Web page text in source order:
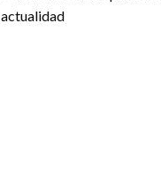
actualidad